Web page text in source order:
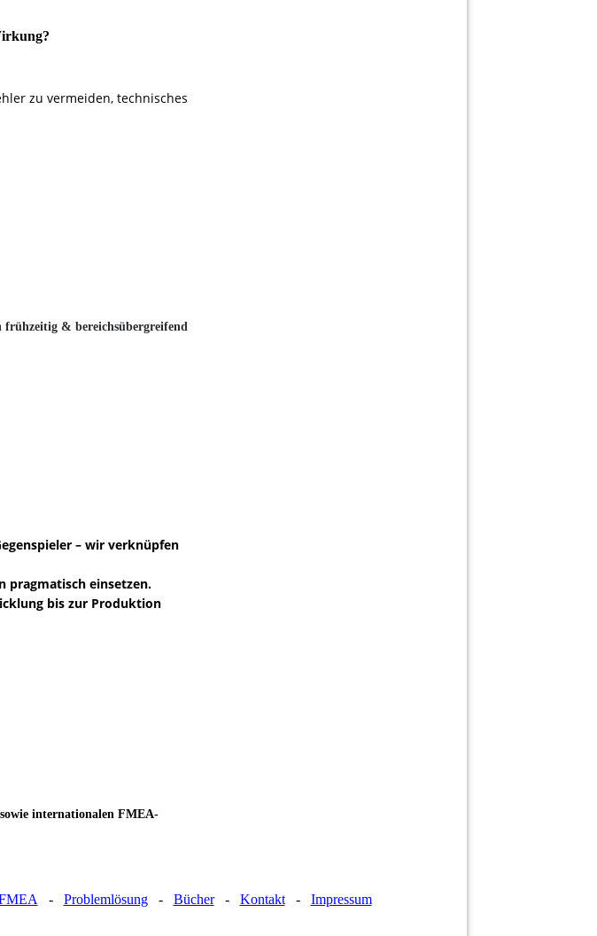
zu vermeiden, technisches
frühzeitig & bereichsübergreifend
– wir verknüpfen
pragmatisch einsetzen.
bis zur Produktion
internationalen FMEA-
- Problemlösung- Bücher- Kontakt- Impressum